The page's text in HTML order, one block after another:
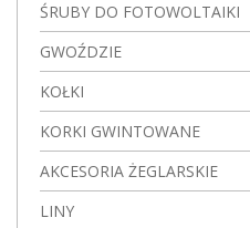
ŚRUBY DO FOTOWOLTAIKI
GWOŹDZIE
KOŁKI
KORKI GWINTOWANE
AKCESORIA ŻEGLARSKIE
LINY